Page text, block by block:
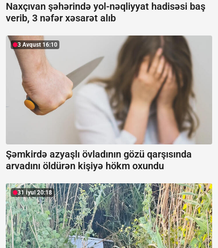
Naxçıvan şəhərində yol-nəqliyyat hadisəsi baş
verib, 3 nəfər xəsarət alıb
3 Avqust 16:10
Şəmkirdə azyaşlı övladının gözü qarşısında
arvadını öldürən kişiyə hökm oxundu
31 İyul 20:18